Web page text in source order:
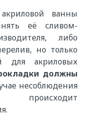
ванны
её сливом-
либо
но только
для акриловых
должны
несоблюдения
происходит